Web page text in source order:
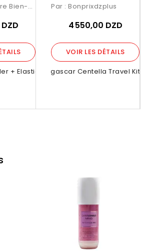
+ Elasticity...
Beauty Care Bien-ětre
Madagascar Centella Travel Kit 5
Par : Bonprixdzplus
4 550,00 DZD
VOIR LES DÉTAILS